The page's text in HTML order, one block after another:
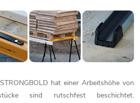
hat einer Arbeitshöhe von
sind rutschfest beschichtet.